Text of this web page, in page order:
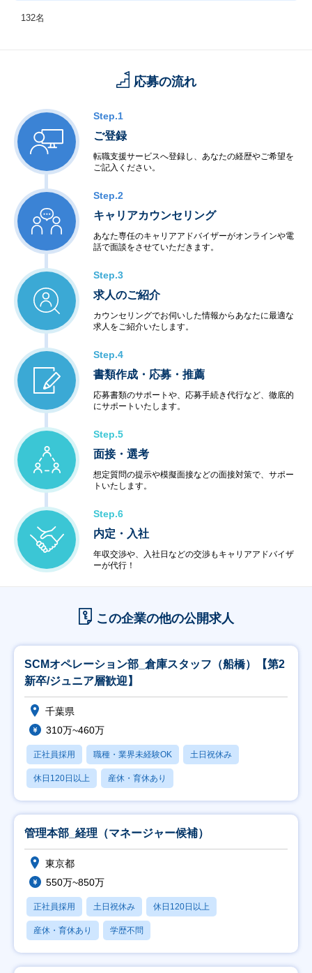
なんて言葉が気にならないくらい、いつでも軽やかに、自分らし
132名
応募の流れ
Step.1
ご登録
転職支援サービスへ登録し、あなたの経歴やご希望を
ご記入ください。
Step.2
キャリアカウンセリング
あなた専任のキャリアアドバイザーがオンラインや電
話で面談をさせていただきます。
Step.3
求人のご紹介
カウンセリングでお伺いした情報からあなたに最適な
求人をご紹介いたします。
Step.4
書類作成・応募・推薦
応募書類のサポートや、応募手続き代行など、徹底的
にサポートいたします。
Step.5
面接・選考
想定質問の提示や模擬面接などの面接対策で、サポー
トいたします。
Step.6
内定・入社
年収交渉や、入社日などの交渉もキャリアアドバイザ
ーが代行！
この企業の他の公開求人
SCMオペレーション部_倉庫スタッフ（船橋）【第2
新卒/ジュニア層歓迎】
千葉県
310万~460万
正社員採用 職種・業界未経験OK 土日祝休み
休日120日以上 産休・育休あり
管理本部_経理（マネージャー候補）
東京都
550万~850万
正社員採用 土日祝休み 休日120日以上
産休・育休あり 学歴不問